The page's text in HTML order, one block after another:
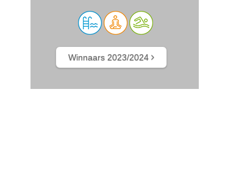
Winnaars 2023/2024